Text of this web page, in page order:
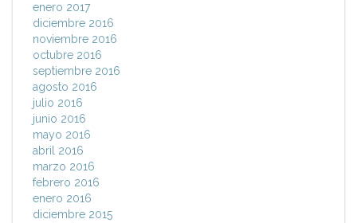
enero 2017
diciembre 2016
noviembre 2016
octubre 2016
septiembre 2016
agosto 2016
julio 2016
junio 2016
mayo 2016
abril 2016
marzo 2016
febrero 2016
enero 2016
diciembre 2015